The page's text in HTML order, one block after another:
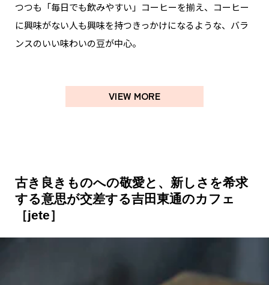
つつも「毎日でも飲みやすい」コーヒーを揃え、コーヒー
に興味がない人も興味を持つきっかけになるような、バラ
ンスのいい味わいの豆が中心。
VIEW MORE
古き良きものへの敬愛と、新しさを希求
する意思が交差する吉田東通のカフェ
［jete］